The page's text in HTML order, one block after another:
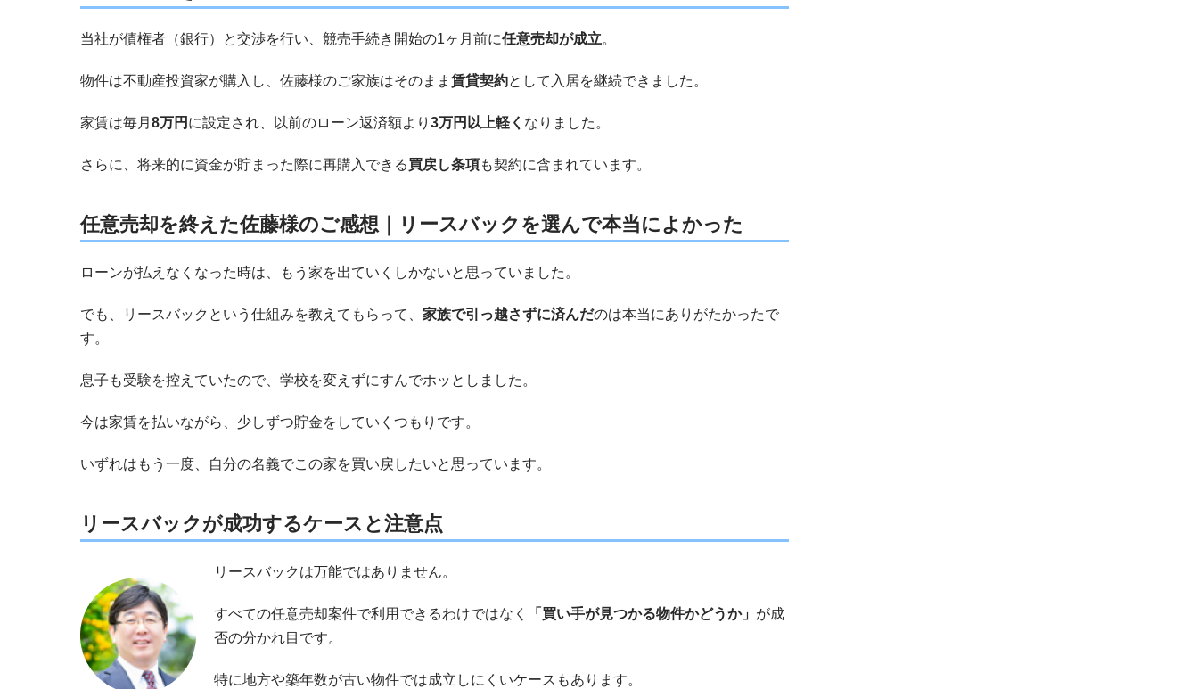
当社が債権者（銀行）と交渉を行い、競売手続き開始の1ヶ月前に任意売却が成立。
物件は不動産投資家が購入し、佐藤様のご家族はそのまま 賃貸契約として入居を継続できました。
家賃は毎月 8万円 に設定され、以前のローン返済額より 3万円以上軽く なりました。
さらに、将来的に資金が貯まった際に再購入できる買戻し条項も契約に含まれています。
任意売却を終えた佐藤様のご感想｜リースバックを選んで本当によかった
ローンが払えなくなった時は、もう家を出ていくしかないと思っていました。
でも、リースバックという仕組みを教えてもらって、 家族で引っ越さずに済んだのは本当にありがたかったで
す。
息子も受験を控えていたので、学校を変えずにすんでホッとしました。
今は家賃を払いながら、少しずつ貯金をしていくつもりです。
いずれはもう一度、自分の名義でこの家を買い戻したいと思っています。
リースバックが成功するケースと注意点
リースバックは万能ではありません。
すべての任意売却案件で利用できるわけではなく 「買い手が見つかる物件かどうか」 が成
否の分かれ目です。
特に地方や築年数が古い物件では成立しにくいケースもあります。